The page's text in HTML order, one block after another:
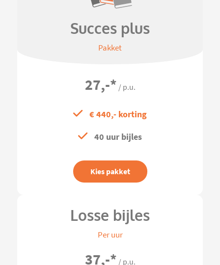
Succes plus
Pakket
27,-* / p.u.
€ 440,- korting
40 uur bijles
Kies pakket
Losse bijles
Per uur
37,-* / p.u.